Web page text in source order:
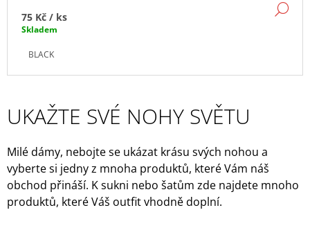
75 Kč / ks
Skladem
BLACK
UKAŽTE SVÉ NOHY SVĚTU
Milé dámy, nebojte se ukázat krásu svých nohou a
vyberte si jedny z mnoha produktů, které Vám náš
obchod přináší. K sukni nebo šatům zde najdete mnoho
produktů, které Váš outfit vhodně doplní.